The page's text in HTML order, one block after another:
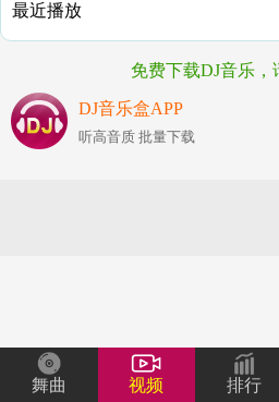
舞曲 视频 排行
最近播放
免费下载DJ音乐，
DJ音乐盒APP
听高音质 批量下载